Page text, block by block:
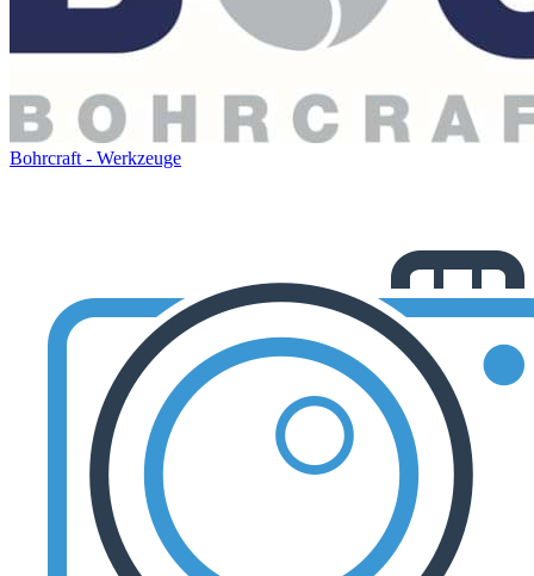
Bohrcraft - Werkzeuge